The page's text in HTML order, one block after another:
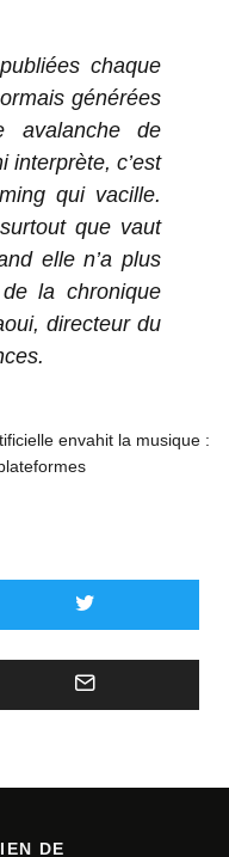
chaque
générées
avalanche de
interprète, c’est
qui vacille.
que vaut
elle n’a plus
de la chronique
directeur du
envahit la musique :
DE